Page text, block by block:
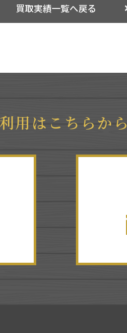
買取実績一覧へ戻る
用はこちらから